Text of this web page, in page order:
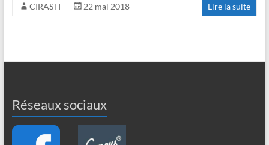
CIRASTI 22 mai 2018 Lire la suite
Réseaux sociaux